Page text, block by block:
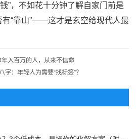
”，不如花十分钟了解自家门前是
有“靠山”——这才是玄空给现代人最
入百万的人，从来不信命
字：年轻人为需要“找标签”？